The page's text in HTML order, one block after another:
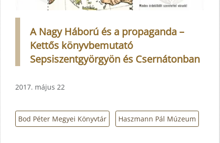
A Nagy Háború és a propaganda –
Kettős könyvbemutató
Sepsiszentgyörgyön és Csernátonban
2017. május 22
Bod Péter Megyei Könyvtár Haszmann Pál Múzeum